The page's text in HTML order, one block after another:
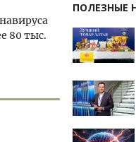
80 тыс.
ПОЛЕЗНЫЕ